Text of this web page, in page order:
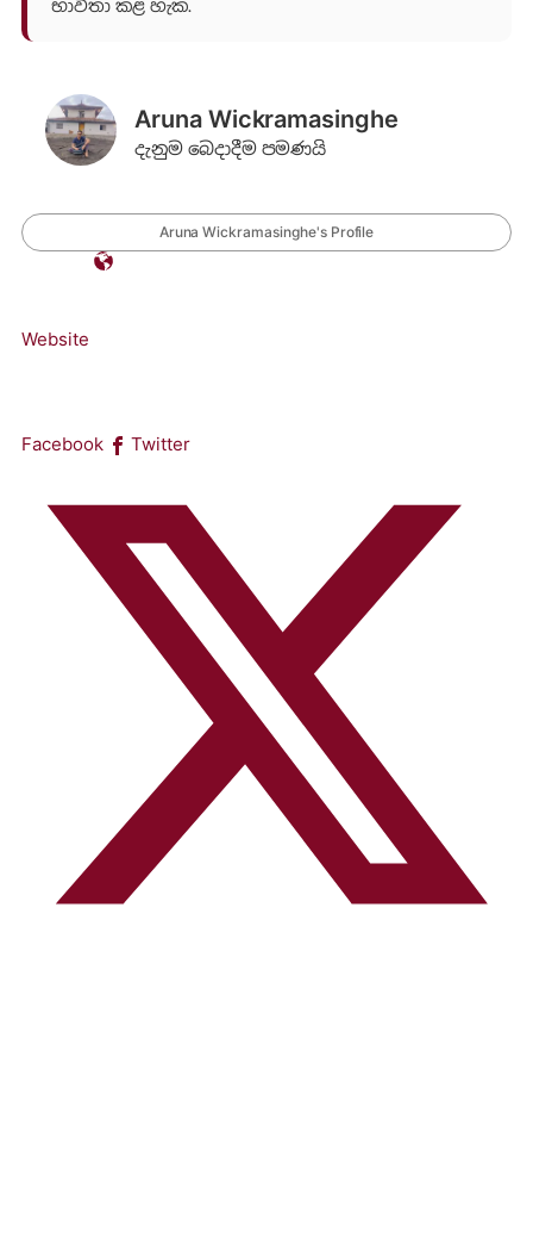
භාවිතා කළ හැක.
Aruna Wickramasinghe
දැනුම බෙදාදීම පමණයි
Aruna Wickramasinghe's Profile
Website
Facebook Twitter